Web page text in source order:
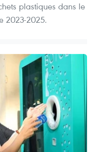
plastiques dans le
2023-2025.